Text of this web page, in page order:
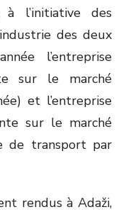
à l’initiative des
des deux
l’entreprise
sur le marché
et l’entreprise
sur le marché
de transport par
rendus à Adaži,